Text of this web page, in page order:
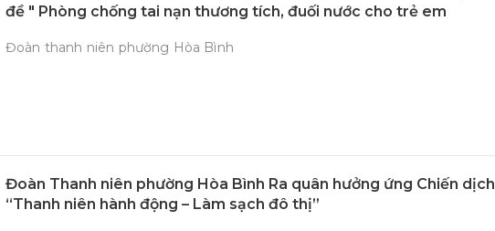
đề " Phòng chống tai nạn thương tích, đuối nước cho trẻ em
Đoàn thanh niên phường Hòa Bình
Đoàn Thanh niên phường Hòa Bình Ra quân hưởng ứng Chiến dịch
“Thanh niên hành động – Làm sạch đô thị”